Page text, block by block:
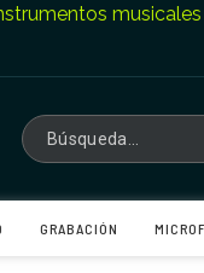
musicales
GRABACIÓN